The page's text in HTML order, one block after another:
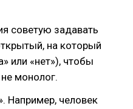
советую задавать
на который
или «нет»), чтобы
монолог.
Например, человек